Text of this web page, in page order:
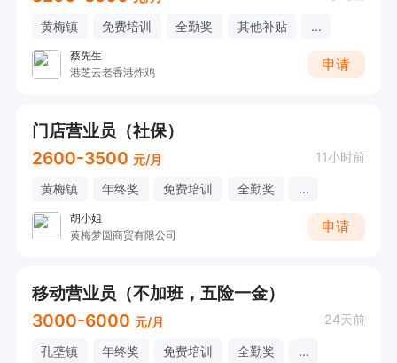
黄梅镇 免费培训 全勤奖 其他补贴 ...
蔡先生
港芝云老香港炸鸡
申请
门店营业员（社保）
2600-3500 元/月 11小时前
黄梅镇 年终奖 免费培训 全勤奖 ...
胡小姐
黄梅梦圆商贸有限公司
申请
移动营业员（不加班，五险一金）
3000-6000 元/月 24天前
孔垄镇 年终奖 免费培训 全勤奖 ...